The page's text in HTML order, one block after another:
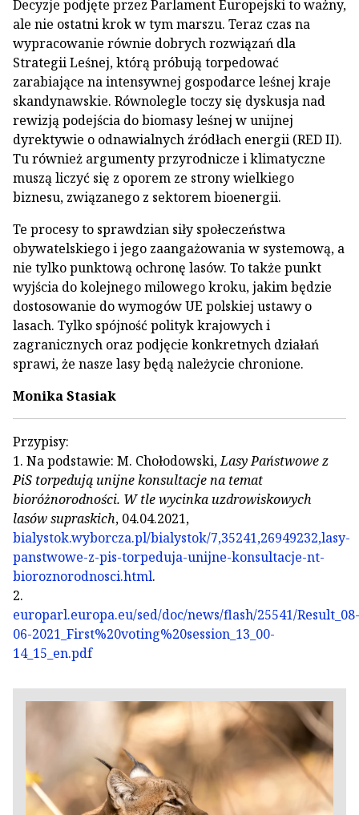
Decyzje podjęte przez Parlament Europejski to ważny,
ale nie ostatni krok w tym marszu. Teraz czas na
wypracowanie równie dobrych rozwiązań dla
Strategii Leśnej, którą próbują torpedować
zarabiające na intensywnej gospodarce leśnej kraje
skandynawskie. Równolegle toczy się dyskusja nad
rewizją podejścia do biomasy leśnej w unijnej
dyrektywie o odnawialnych źródłach energii (RED II).
Tu również argumenty przyrodnicze i klimatyczne
muszą liczyć się z oporem ze strony wielkiego
biznesu, związanego z sektorem bioenergii.
Te procesy to sprawdzian siły społeczeństwa
obywatelskiego i jego zaangażowania w systemową, a
nie tylko punktową ochronę lasów. To także punkt
wyjścia do kolejnego milowego kroku, jakim będzie
dostosowanie do wymogów UE polskiej ustawy o
lasach. Tylko spójność polityk krajowych i
zagranicznych oraz podjęcie konkretnych działań
sprawi, że nasze lasy będą należycie chronione.
Monika Stasiak
Przypisy:
1. Na podstawie: M. Chołodowski,Lasy Państwowe z
PiS torpedują unijne konsultacje na temat
bioróżnorodności. W tle wycinka uzdrowiskowych
lasów supraskich, 04.04.2021,
bialystok.wyborcza.pl/bialystok/7,35241,26949232,lasy-
panstwowe-z-pis-torpeduja-unijne-konsultacje-nt-
bioroznorodnosci.html.
2.
europarl.europa.eu/sed/doc/news/flash/25541/Result_08-
06-2021_First%20voting%20session_13_00-
14_15_en.pdf